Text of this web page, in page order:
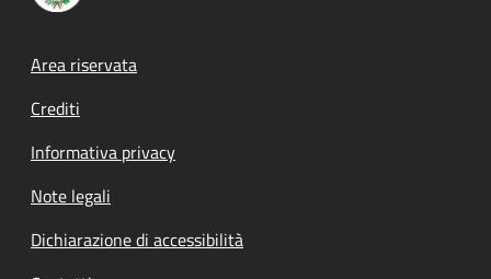
Footer menu
Area riservata
Crediti
Informativa privacy
Note legali
Dichiarazione di accessibilità